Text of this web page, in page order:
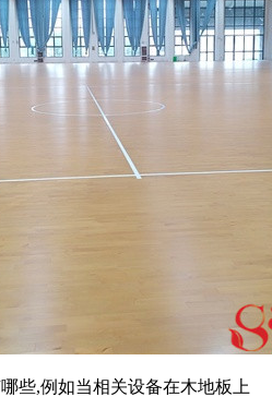
,例如当相关设备在木地板上